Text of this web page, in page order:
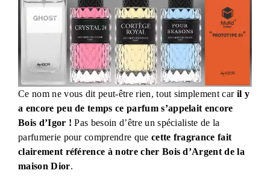
Ce nom ne vous dit peut-être rien, tout simplement car il y
a encore peu de temps ce parfum s’appelait encore
Bois d’Igor ! Pas besoin d’être un spécialiste de la
parfumerie pour comprendre que cette fragrance fait
clairement référence à notre cher Bois d’Argent de la
maison Dior.